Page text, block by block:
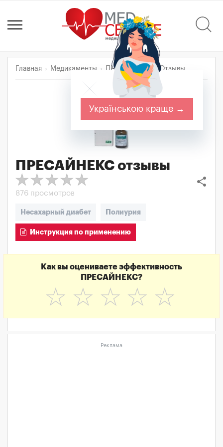
Главная Медикаменты ПРЕСАЙНЕКС Отзывы
ПРЕСАЙНЕКС отзывы
share
876 просмотров
Несахарный диабет Полиурия
Инструкция по применению
Как вы оцениваете эффективность
ПРЕСАЙНЕКС?
☆
☆
☆
☆
☆
Реклама
Українською краще →